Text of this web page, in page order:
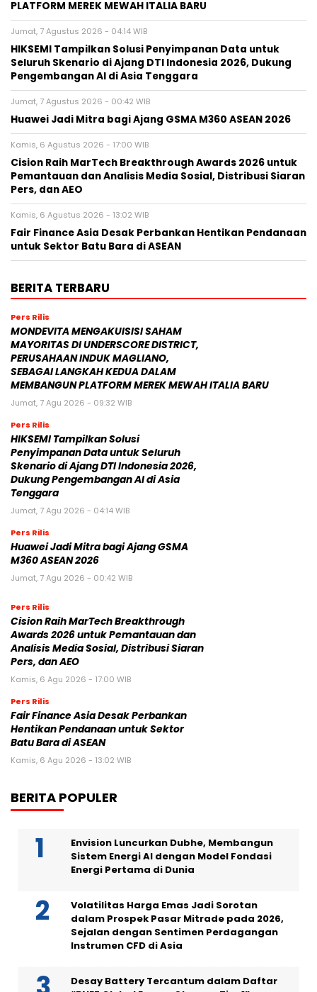
PLATFORM MEREK MEWAH ITALIA BARU
Jumat, 7 Agustus 2026 - 04:14 WIB
HIKSEMI Tampilkan Solusi Penyimpanan Data untuk
Seluruh Skenario di Ajang DTI Indonesia 2026, Dukung
Pengembangan AI di Asia Tenggara
Jumat, 7 Agustus 2026 - 00:42 WIB
Huawei Jadi Mitra bagi Ajang GSMA M360 ASEAN 2026
Kamis, 6 Agustus 2026 - 17:00 WIB
Cision Raih MarTech Breakthrough Awards 2026 untuk
Pemantauan dan Analisis Media Sosial, Distribusi Siaran
Pers, dan AEO
Kamis, 6 Agustus 2026 - 13:02 WIB
Fair Finance Asia Desak Perbankan Hentikan Pendanaan
untuk Sektor Batu Bara di ASEAN
BERITA TERBARU
Pers Rilis
MONDEVITA MENGAKUISISI SAHAM
MAYORITAS DI UNDERSCORE DISTRICT,
PERUSAHAAN INDUK MAGLIANO,
SEBAGAI LANGKAH KEDUA DALAM
MEMBANGUN PLATFORM MEREK MEWAH ITALIA BARU
Jumat, 7 Agu 2026 - 09:32 WIB
Pers Rilis
HIKSEMI Tampilkan Solusi
Penyimpanan Data untuk Seluruh
Skenario di Ajang DTI Indonesia 2026,
Dukung Pengembangan AI di Asia
Tenggara
Jumat, 7 Agu 2026 - 04:14 WIB
Pers Rilis
Huawei Jadi Mitra bagi Ajang GSMA
M360 ASEAN 2026
Jumat, 7 Agu 2026 - 00:42 WIB
Pers Rilis
Cision Raih MarTech Breakthrough
Awards 2026 untuk Pemantauan dan
Analisis Media Sosial, Distribusi Siaran
Pers, dan AEO
Kamis, 6 Agu 2026 - 17:00 WIB
Pers Rilis
Fair Finance Asia Desak Perbankan
Hentikan Pendanaan untuk Sektor
Batu Bara di ASEAN
Kamis, 6 Agu 2026 - 13:02 WIB
BERITA POPULER
Envision Luncurkan Dubhe, Membangun
Sistem Energi AI dengan Model Fondasi
Energi Pertama di Dunia
Volatilitas Harga Emas Jadi Sorotan
dalam Prospek Pasar Mitrade pada 2026,
Sejalan dengan Sentimen Perdagangan
Instrumen CFD di Asia
Desay Battery Tercantum dalam Daftar